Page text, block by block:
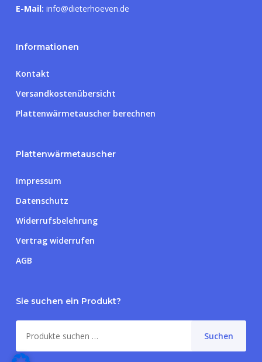
Zwischensumme: 0,00€
Warenkorb anzeigen Kasse
E-Mail: info@dieterhoeven.de
Informationen
Kontakt
Versandkostenübersicht
Plattenwärmetauscher berechnen
Plattenwärmetauscher
Impressum
Datenschutz
Widerrufsbelehrung
Vertrag widerrufen
AGB
Sie suchen ein Produkt?
nach:
Suchen